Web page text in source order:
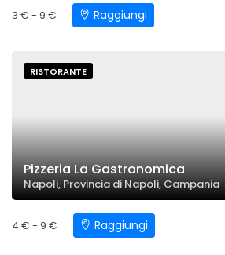
3 € - 9 € Raggiungi
RISTORANTE
Pizzeria La Gastronomica
Napoli, Provincia di Napoli, Campania
4 € - 9 € Raggiungi